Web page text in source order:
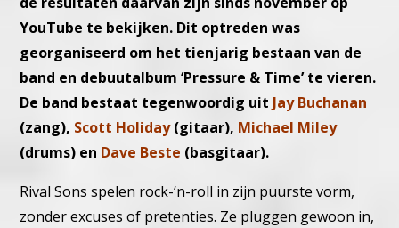
YouTube te bekijken. Dit optreden was
georganiseerd om het tienjarig bestaan van de
band en debuutalbum ‘Pressure & Time’ te vieren.
De band bestaat tegenwoordig uit Jay Buchanan
(zang), Scott Holiday(gitaar), Michael Miley
(drums) en Dave Beste (basgitaar).
Rival Sons spelen rock-‘n-roll in zijn puurste vorm,
zonder excuses of pretenties. Ze pluggen gewoon in,